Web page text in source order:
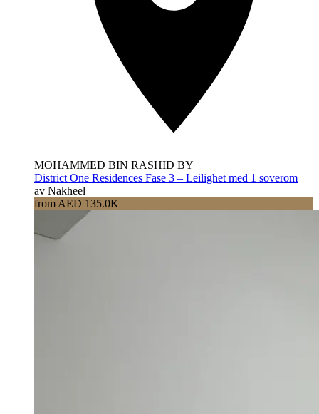
MOHAMMED BIN RASHID BY
District One Residences Fase 3 – Leilighet med 1 soverom
av Nakheel
from AED 135.0K